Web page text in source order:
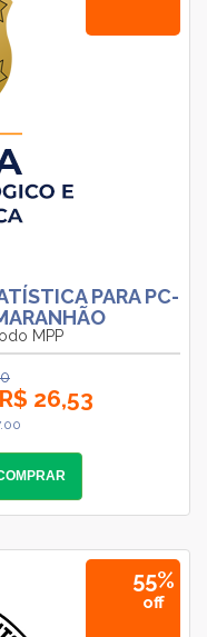
PARA PC-
MPP
26,53
55%
off